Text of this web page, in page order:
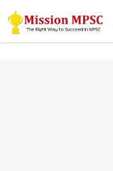
Skip
to